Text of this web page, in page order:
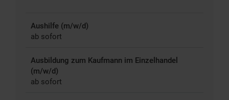
Aushilfe (m/w/d)
ab sofort
Ausbildung zum Kaufmann im Einzelhandel
(m/w/d)
ab sofort